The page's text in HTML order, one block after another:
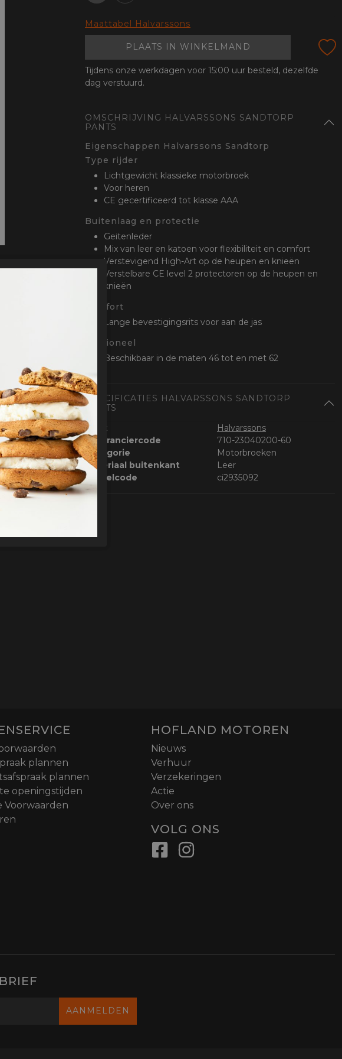
Sloten
TelefoonMaattabel Halvarssons
PLAATS IN WINKELMAND
Tijdens onze werkdagen voor 15:00 uur besteld, dezelfde
dag verstuurd.
OMSCHRIJVING HALVARSSONS SANDTORP
PANTS
Eigenschappen Halvarssons Sandtorp
Type rijder
Lichtgewicht klassieke motorbroek
Voor heren
CE gecertificeerd tot klasse AAA
Buitenlaag en protectie
Geitenleder
Mix van leer en katoen voor flexibiliteit en comfort
Verstevigend High-Art op de heupen en knieën
Verstelbare CE level 2 protectoren op de heupen en
knieën
Comfort
Lange bevestigingsrits voor aan de jas
Optioneel
Beschikbaar in de maten 46 tot en met 62
SPECIFICATIES HALVARSSONS SANDTORP
PANTS
Merk
Halvarssons
Leveranciercode
710-23040200-60
Categorie
Motorbroeken
Materiaal buitenkant
Leer
Bestelcode
ci2935092
plannen
plannen
openingstijden
Voorwaarden
HOFLAND MOTOREN
Nieuws
Verhuur
Verzekeringen
Actie
Over ons
VOLG ONS
AANMELDEN